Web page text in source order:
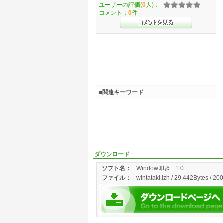
ダウンロード
ソフト名：
Window叩き 1.0
ファイル： wintataki.lzh / 29,442Bytes /
ユーザーの評価(0 人)：
コメント： 0件
■関連キーワード